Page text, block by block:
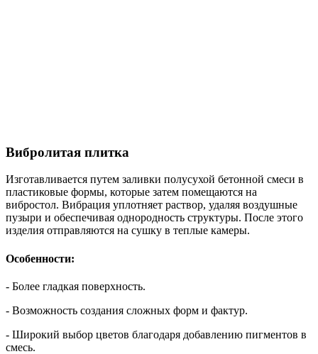
Вибролитая плитка
Изготавливается путем заливки полусухой бетонной смеси в
пластиковые формы, которые затем помещаются на
вибростол. Вибрация уплотняет раствор, удаляя воздушные
пузыри и обеспечивая однородность структуры. После этого
изделия отправляются на сушку в теплые камеры.
Особенности:
- Более гладкая поверхность.
- Возможность создания сложных форм и фактур.
- Широкий выбор цветов благодаря добавлению пигментов в
смесь.